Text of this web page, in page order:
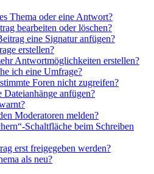
Thema oder eine Antwort?
bearbeiten oder löschen?
eine Signatur anfügen?
erstellen?
Antwortmöglichkeiten erstellen?
ich eine Umfrage?
Foren nicht zugreifen?
anfügen?
Moderatoren melden?
Schaltfläche beim Schreiben
erst freigegeben werden?
als neu?